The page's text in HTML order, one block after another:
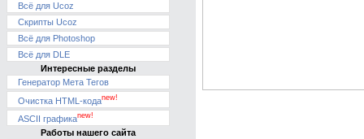
Всё для Ucoz
Скрипты Ucoz
Всё для Photoshop
Всё для DLE
Интересные разделы
Генератор Мета Тегов
Очистка HTML-кодаnew!
ASCII графикаnew!
Работы нашего сайта